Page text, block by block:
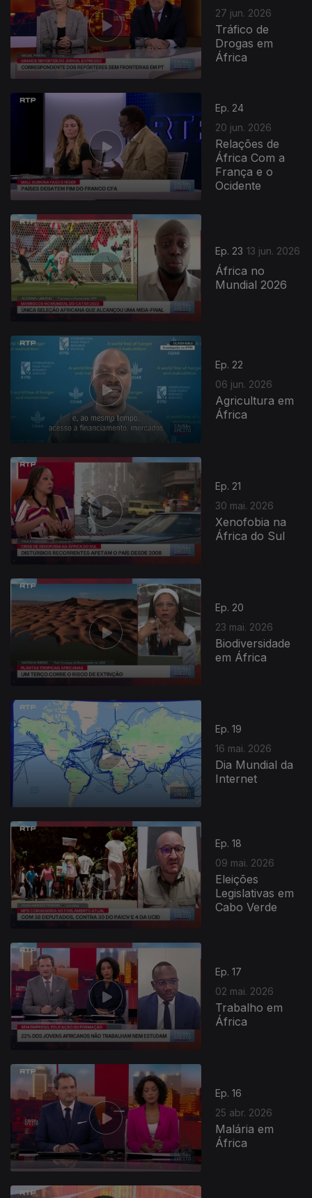
27 jun. 2026
Tráfico de
Drogas em
África
Ep. 24
20 jun. 2026
Relações de
África Com a
França e o
Ocidente
Ep. 23 13 jun. 2026
África no
Mundial 2026
Ep. 22
06 jun. 2026
Agricultura em
África
Ep. 21
30 mai. 2026
Xenofobia na
África do Sul
Ep. 20
23 mai. 2026
Biodiversidade
em África
Ep. 19
16 mai. 2026
Dia Mundial da
Internet
Ep. 18
09 mai. 2026
Eleições
Legislativas em
Cabo Verde
930646
Ep. 17
02 mai. 2026
Trabalho em
África
Ep. 16
25 abr. 2026
Malária em
África